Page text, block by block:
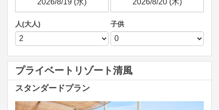
人(大人) 子供
プライベートリゾート清風
スタンダードプラン